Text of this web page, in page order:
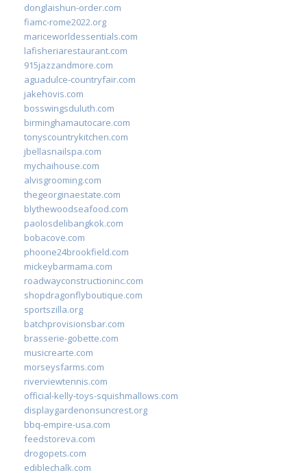
donglaishun-order.com
fiamc-rome2022.org
mariceworldessentials.com
lafisheriarestaurant.com
915jazzandmore.com
aguadulce-countryfair.com
jakehovis.com
bosswingsduluth.com
birminghamautocare.com
tonyscountrykitchen.com
jbellasnailspa.com
mychaihouse.com
alvisgrooming.com
thegeorginaestate.com
blythewoodseafood.com
paolosdelibangkok.com
bobacove.com
phoone24brookfield.com
mickeybarmama.com
roadwayconstructioninc.com
shopdragonflyboutique.com
sportszilla.org
batchprovisionsbar.com
brasserie-gobette.com
musicrearte.com
morseysfarms.com
riverviewtennis.com
official-kelly-toys-squishmallows.com
displaygardenonsuncrest.org
bbq-empire-usa.com
feedstoreva.com
drogopets.com
ediblechalk.com